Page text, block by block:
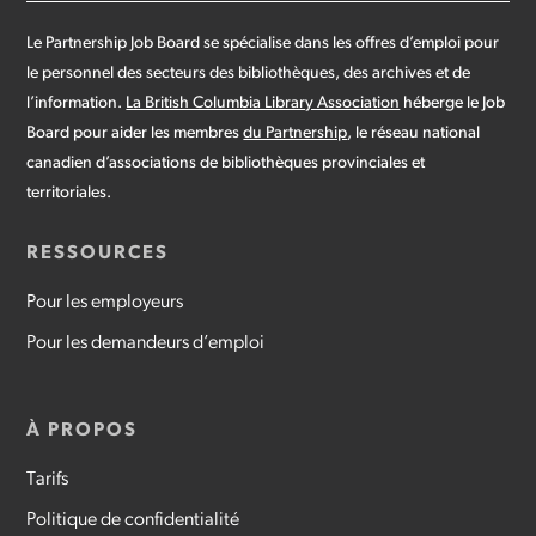
Le Partnership Job Board se spécialise dans les offres d’emploi pour
le personnel des secteurs des bibliothèques, des archives et de
l’information. La British Columbia Library Association héberge le Job
Board pour aider les membresdu Partnership, le réseau national
canadien d’associations de bibliothèques provinciales et
territoriales.
RESSOURCES
Pour les employeurs
Pour les demandeurs d’emploi
À PROPOS
Tarifs
Politique de confidentialité